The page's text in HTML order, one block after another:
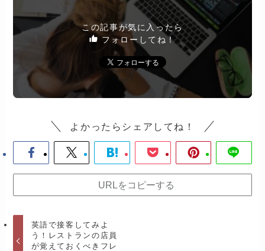
この記事が気に入ったら
フォローしてね！
よかったらシェアしてね！
URLをコピーする
英語で接客してみよ
う！レストランの店員
が覚えておくべきフレ